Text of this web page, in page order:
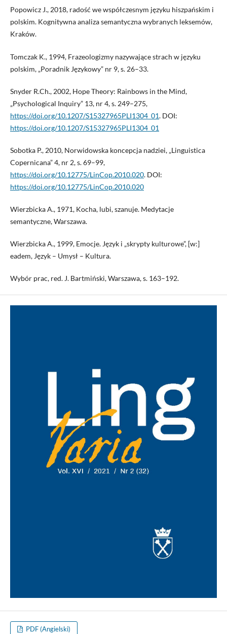
Popowicz J., 2018, radość we współczesnym języku hiszpańskim i
polskim. Kognitywna analiza semantyczna wybranych leksemów,
Kraków.
Tomczak K., 1994, Frazeologizmy nazywające strach w języku
polskim, „Poradnik Językowy” nr 9, s. 26–33.
Snyder R.Ch., 2002, Hope Theory: Rainbows in the Mind,
„Psychological Inquiry” 13, nr 4, s. 249–275,
https://doi.org/10.1207/S15327965PLI1304_01. DOI:
https://doi.org/10.1207/S15327965PLI1304_01
Sobotka P., 2010, Norwidowska koncepcja nadziei, „Linguistica
Copernicana” 4, nr 2, s. 69–99,
https://doi.org/10.12775/LinCop.2010.020. DOI:
https://doi.org/10.12775/LinCop.2010.020
Wierzbicka A., 1971, Kocha, lubi, szanuje. Medytacje
semantyczne, Warszawa.
Wierzbicka A., 1999, Emocje. Język i „skrypty kulturowe”, [w:]
eadem, Język – Umysł – Kultura.
Wybór prac, red. J. Bartmiński, Warszawa, s. 163–192.
PDF (Angielski)